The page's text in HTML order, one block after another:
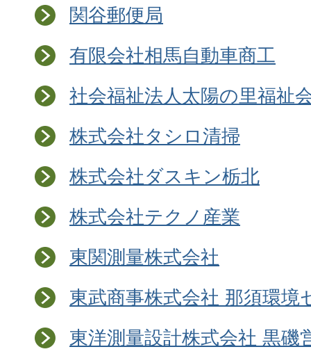
関谷郵便局
有限会社相馬自動車商工
社会福祉法人太陽の里福祉
株式会社タシロ清掃
株式会社ダスキン栃北
株式会社テクノ産業
東関測量株式会社
東武商事株式会社 那須環境
東洋測量設計株式会社 黒磯